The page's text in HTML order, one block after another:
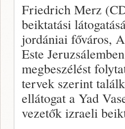
Friedrich Merz
beiktatási
jordániai főváros,
Este
megbeszélést
tervek szerint
ellátogat a Yad
vezetők izraeli